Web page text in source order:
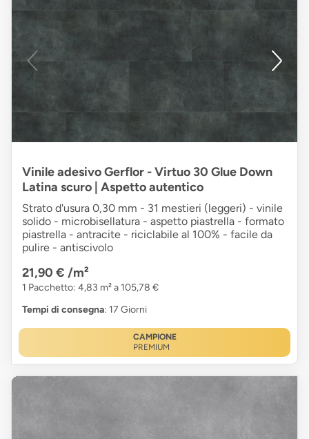
Vinile adesivo Gerflor - Virtuo 30 Glue Down
Latina scuro | Aspetto autentico
Strato d'usura 0,30 mm - 31 mestieri (leggeri) - vinile
solido - microbisellatura - aspetto piastrella - formato
piastrella - antracite - riciclabile al 100% - facile da
pulire - antiscivolo
21,90 € /m²
1 Pacchetto: 4,83 m² a 105,78 €
Tempi di consegna: 17 Giorni
CAMPIONE
PREMIUM